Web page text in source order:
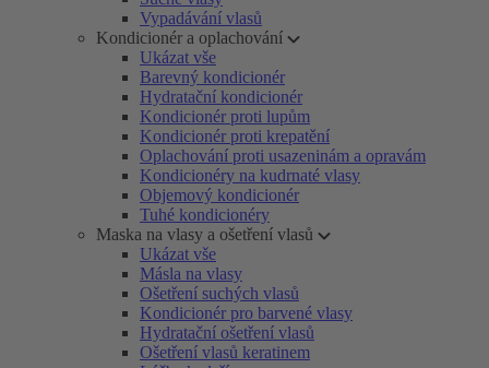
Vypadávání vlasů
Kondicionér a oplachování
Ukázat vše
Barevný kondicionér
Hydratační kondicionér
Kondicionér proti lupům
Kondicionér proti krepatění
Oplachování proti usazeninám a opravám
Kondicionéry na kudrnaté vlasy
Objemový kondicionér
Tuhé kondicionéry
Maska na vlasy a ošetření vlasů
Ukázat vše
Másla na vlasy
Ošetření suchých vlasů
Kondicionér pro barvené vlasy
Hydratační ošetření vlasů
Ošetření vlasů keratinem